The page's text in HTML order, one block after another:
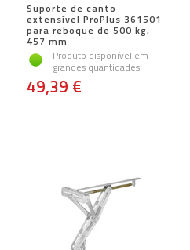
Suporte de canto
extensível ProPlus 361501
para reboque de 500 kg,
457 mm
Produto disponível em
grandes quantidades
49,39 €